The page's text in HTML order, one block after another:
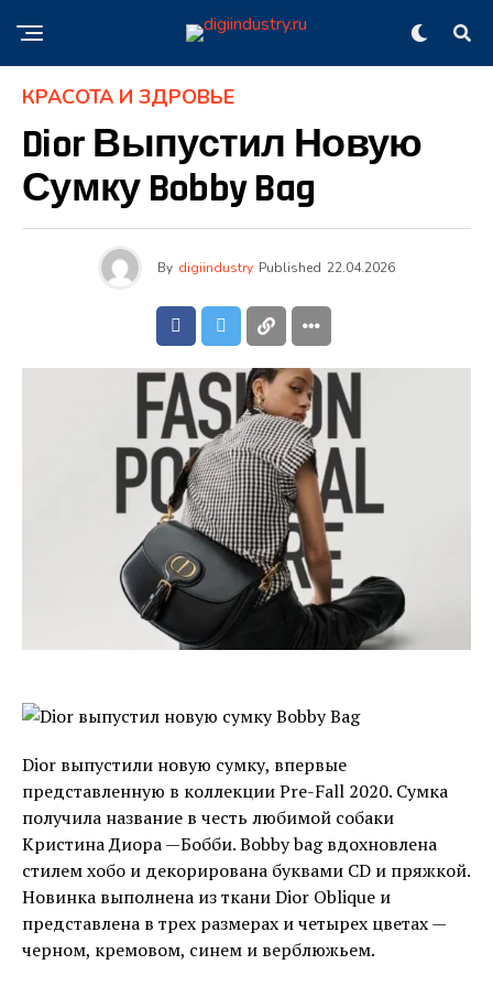
КРАСОТА И ЗДРОВЬЕ
Dior Выпустил Новую
Сумку Bobby Bag
By digiindustry Published 22.04.2026
Dior выпустили новую сумку, впервые
представленную в коллекции Pre-Fall 2020. Сумка
получила название в честь любимой собаки
Кристина Диора —Бобби. Bobby bag вдохновлена
стилем хобо и декорирована буквами CD и пряжкой.
Новинка выполнена из ткани Dior Oblique и
представлена в трех размерах и четырех цветах —
черном, кремовом, синем и верблюжьем.